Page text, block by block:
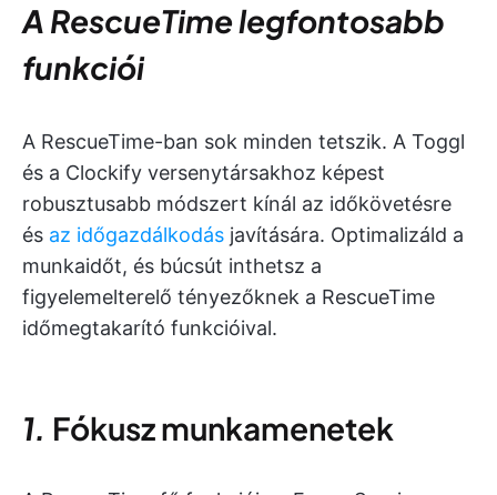
A RescueTime legfontosabb
funkciói
A RescueTime-ban sok minden tetszik. A Toggl
és a Clockify versenytársakhoz képest
robusztusabb módszert kínál az időkövetésre
és az időgazdálkodás javítására. Optimalizáld a
munkaidőt, és búcsút inthetsz a
figyelemelterelő tényezőknek a RescueTime
időmegtakarító funkcióival.
1. Fókusz munkamenetek